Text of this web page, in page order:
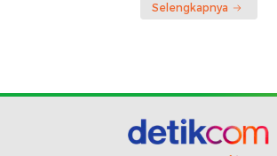
Selengkapnya